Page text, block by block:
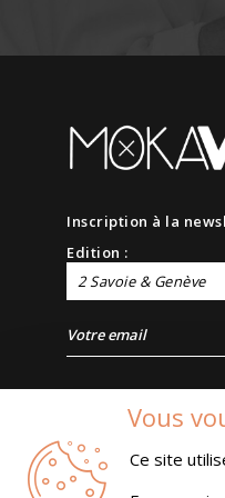
Inscription à la
Edition :
2 Savoie & Genève
Vous
Ce site